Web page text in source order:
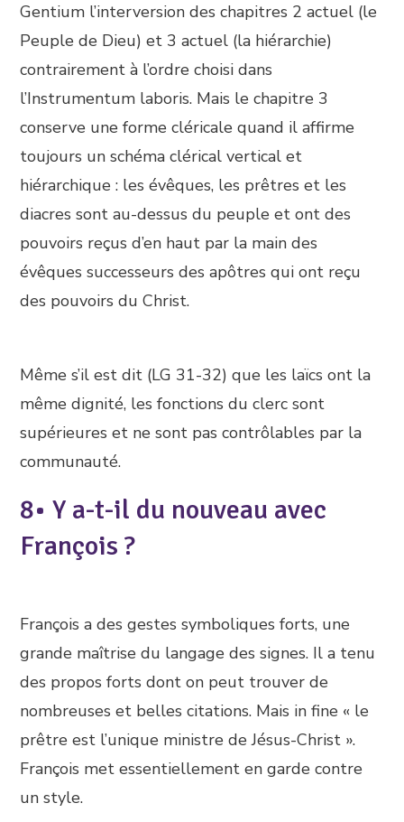
Gentium l’interversion des chapitres 2 actuel (le
Peuple de Dieu) et 3 actuel (la hiérarchie)
contrairement à l’ordre choisi dans
l’Instrumentum laboris. Mais le chapitre 3
conserve une forme cléricale quand il affirme
toujours un schéma clérical vertical et
hiérarchique : les évêques, les prêtres et les
diacres sont au-dessus du peuple et ont des
pouvoirs reçus d’en haut par la main des
évêques successeurs des apôtres qui ont reçu
des pouvoirs du Christ.
Même s’il est dit (LG 31-32) que les laïcs ont la
même dignité, les fonctions du clerc sont
supérieures et ne sont pas contrôlables par la
communauté.
8• Y a-t-il du nouveau avec
François ?
François a des gestes symboliques forts, une
grande maîtrise du langage des signes. Il a tenu
des propos forts dont on peut trouver de
nombreuses et belles citations. Mais in fine « le
prêtre est l’unique ministre de Jésus-Christ ».
François met essentiellement en garde contre
un style.